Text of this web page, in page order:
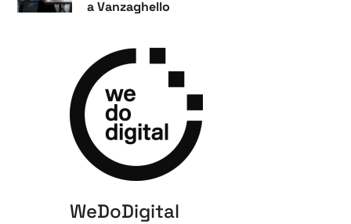
a Vanzaghello
WeDoDigital